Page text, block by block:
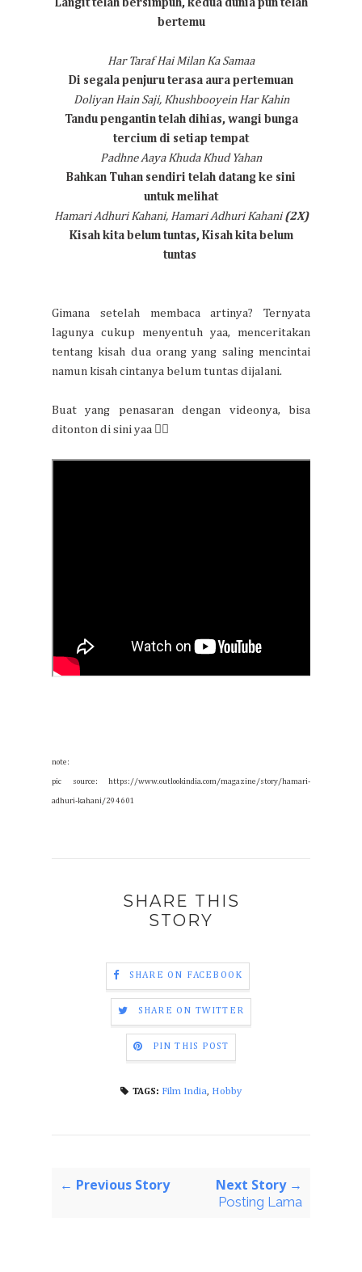
Langit telah bersimpuh, kedua dunia pun telah
bertemu
Har Taraf Hai Milan Ka Samaa
Di segala penjuru terasa aura pertemuan
Doliyan Hain Saji, Khushbooyein Har Kahin
Tandu pengantin telah dihias, wangi bunga
tercium di setiap tempat
Padhne Aaya Khuda Khud Yahan
Bahkan Tuhan sendiri telah datang ke sini
untuk melihat
Hamari Adhuri Kahani, Hamari Adhuri Kahani(2X)
Kisah kita belum tuntas, Kisah kita belum
tuntas
Gimana setelah membaca artinya? Ternyata
lagunya cukup menyentuh yaa, menceritakan
tentang kisah dua orang yang saling mencintai
namun kisah cintanya belum tuntas dijalani.
Buat yang penasaran dengan videonya, bisa
ditonton di sini yaa 👇🏻
note:
pic source: https://www.outlookindia.com/magazine/story/hamari-
adhuri-kahani/294601
SHARE THIS
STORY
SHARE ON FACEBOOK
SHARE ON TWITTER
PIN THIS POST
TAGS: Film India Hobby
← Previous Story Next Story →
Posting Lama